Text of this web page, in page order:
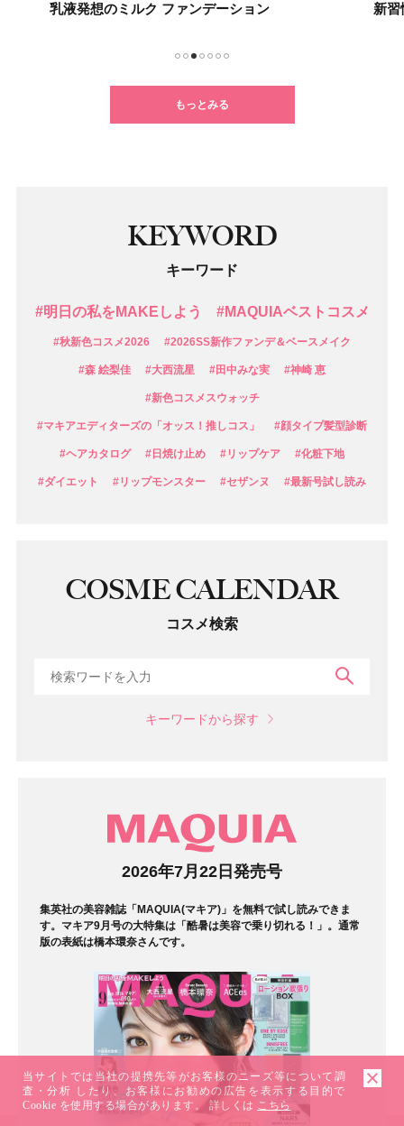
乳液発想のミルク ファンデーション 新習
もっとみる
KEYWORD
キーワード
#明日の私をMAKEしよう #MAQUIAベストコスメ
#秋新色コスメ2026 #2026SS新作ファンデ＆ベースメイク
#森 絵梨佳 #大西流星 #田中みな実 #神崎 恵
#新色コスメスウォッチ
#マキアエディターズの「オッス！推しコス」 #顔タイプ髪型診断
#ヘアカタログ #日焼け止め #リップケア #化粧下地
#ダイエット #リップモンスター #セザンヌ #最新号試し読み
COSME CALENDAR
コスメ検索
キーワードから探す
2026年7月22日発売号
集英社の美容雑誌「MAQUIA(マキア)」を無料で試し読みできま
す。マキア9月号の大特集は「酷暑は美容で乗り切れる！」。通常
版の表紙は橋本環奈さんです。
当サイトでは当社の提携先等がお客様のニーズ等について調
査・分析 したり、お客様にお勧めの広告を表示する目的で
Cookie を使用する場合があります。 詳しくは こちら